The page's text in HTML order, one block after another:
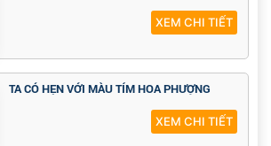
XEM CHI TIẾT
TA CÓ HẸN VỚI MÀU TÍM HOA PHƯỢNG
XEM CHI TIẾT